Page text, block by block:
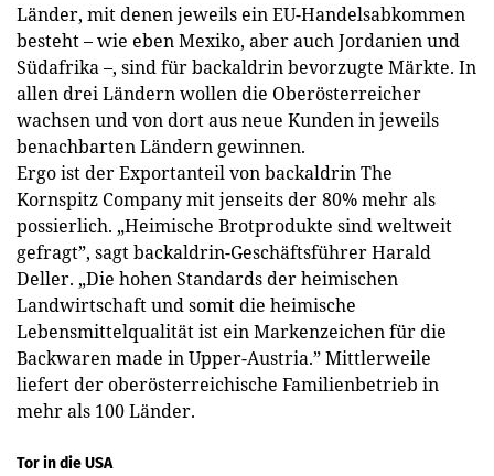
Länder, mit denen jeweils ein EU-Handelsabkommen
besteht – wie eben Mexiko, aber auch Jordanien und
Südafrika –, sind für backaldrin bevorzugte Märkte. In
allen drei Ländern wollen die Oberösterreicher
wachsen und von dort aus neue Kunden in jeweils
benachbarten Ländern gewinnen.
Ergo ist der Exportanteil von backaldrin The
Kornspitz Company mit jenseits der 80% mehr als
possierlich. „Heimische Brotprodukte sind weltweit
gefragt”, sagt backaldrin-Geschäftsführer Harald
Deller. „Die hohen Standards der heimischen
Landwirtschaft und somit die heimische
Lebensmittelqualität ist ein Markenzeichen für die
Backwaren made in Upper-Austria.” Mittlerweile
liefert der oberösterreichische Familienbetrieb in
mehr als 100 Länder.
Tor in die USA